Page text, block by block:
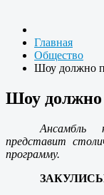
Главная
Общество
Шоу должно
Шоу должно
Ансамбль
представит
программу.